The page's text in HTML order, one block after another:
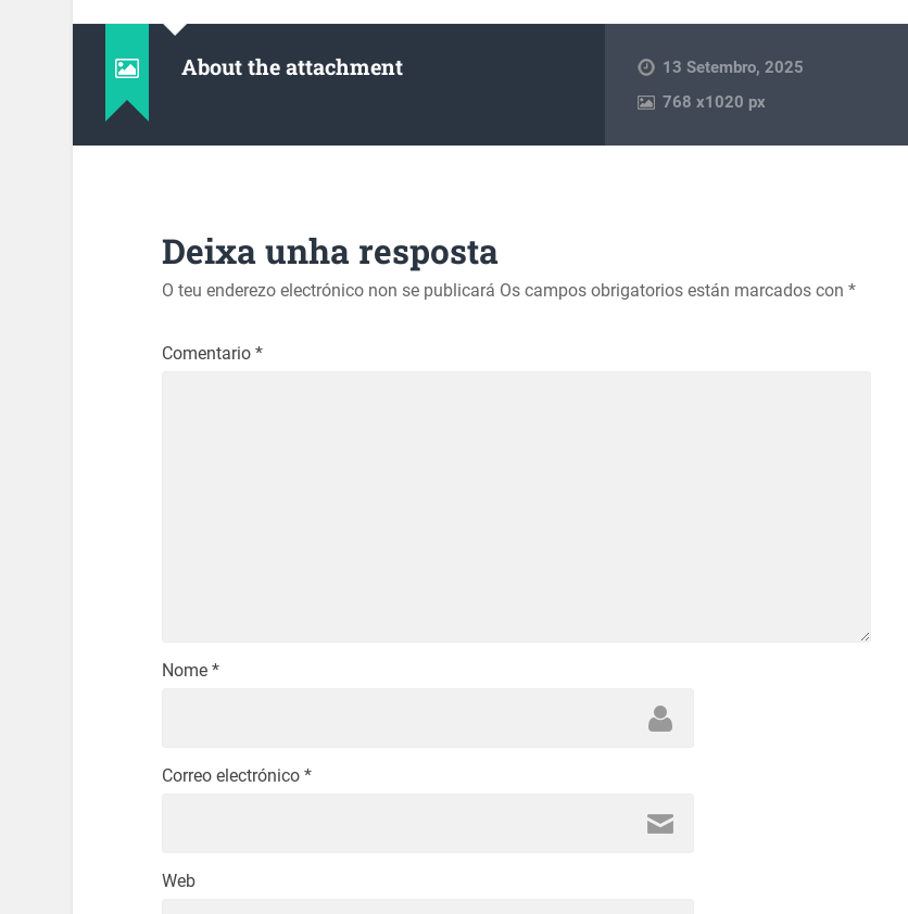
About the attachment
13 Setembro, 2025
768x1020 px
Deixa unha resposta
O teu enderezo electrónico non se publicará Os campos obrigatorios están marcados con *
Comentario *
Nome *
Correo electrónico *
Web